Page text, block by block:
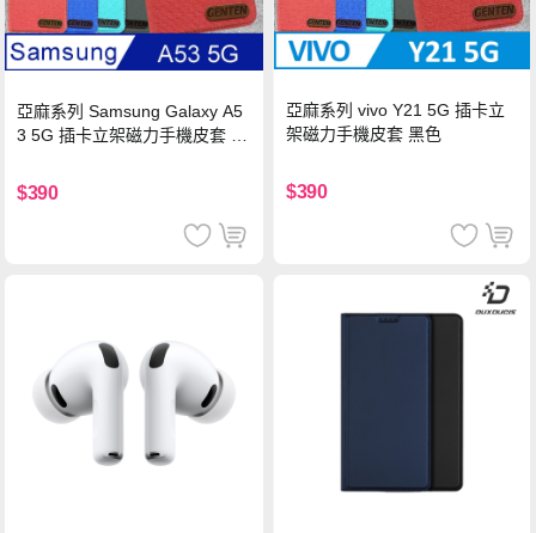
亞麻系列 Samsung Galaxy A5
3 5G 插卡立架磁力手機皮套 藍
$390
亞麻系列 vivo Y21 5G 插卡立
架磁力手機皮套 黑色
$390